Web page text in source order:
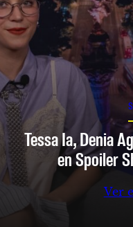
Tessa Ia, Denia
en Spoiler
Ver